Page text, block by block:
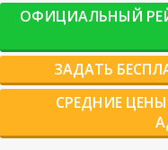
ОФИЦИАЛЬНЫЙ
ЗАДАТЬ
СРЕДНИЕ